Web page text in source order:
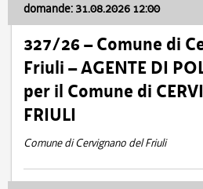
domande: 31.08.2026 12:00
327/26 – Comune di
Friuli – AGENTE DI
per il Comune di
FRIULI
Comune di Cervignano del Friuli